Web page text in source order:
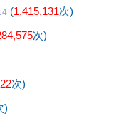
(1,415,131次)
次)
次)
)